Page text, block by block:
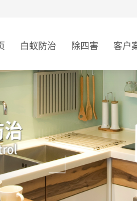
白蚁防治 除四害 客户